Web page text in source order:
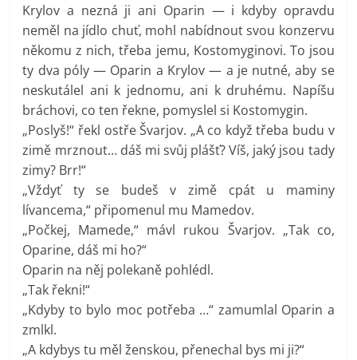
Krylov a nezná ji ani Oparin — i kdyby opravdu
neměl na jídlo chuť, mohl nabídnout svou konzervu
někomu z nich, třeba jemu, Kostomyginovi. To jsou
ty dva póly — Oparin a Krylov — a je nutné, aby se
neskutálel ani k jednomu, ani k druhému. Napíšu
bráchovi, co ten řekne, pomyslel si Kostomygin.
„Poslyš!“ řekl ostře Švarjov. „A co když třeba budu v
zimě mrznout… dáš mi svůj plášť? Víš, jaký jsou tady
zimy? Brr!“
„Vždyť ty se budeš v zimě cpát u maminy
lívancema,“ připomenul mu Mamedov.
„Počkej, Mamede,“ mávl rukou Švarjov. „Tak co,
Oparine, dáš mi ho?“
Oparin na něj polekaně pohlédl.
„Tak řekni!“
„Kdyby to bylo moc potřeba …“ zamumlal Oparin a
zmlkl.
„A kdybys tu měl ženskou, přenechal bys mi ji?“